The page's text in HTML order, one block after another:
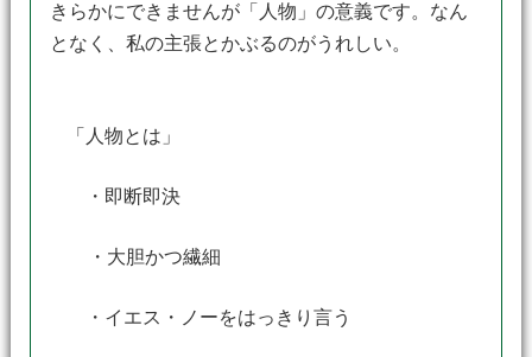
きらかにできませんが「人物」の意義です。なん
となく、私の主張とかぶるのがうれしい。
「人物とは」
・即断即決
・大胆かつ繊細
・イエス・ノーをはっきり言う